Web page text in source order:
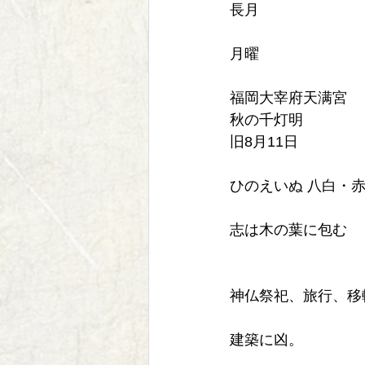
長月
月曜
福岡大宰府天满宮
秋の千灯明
旧8月11日
ひのえいぬ 八白・
志は木の葉に包む
神仏祭祀、旅行、移
建築に凶。